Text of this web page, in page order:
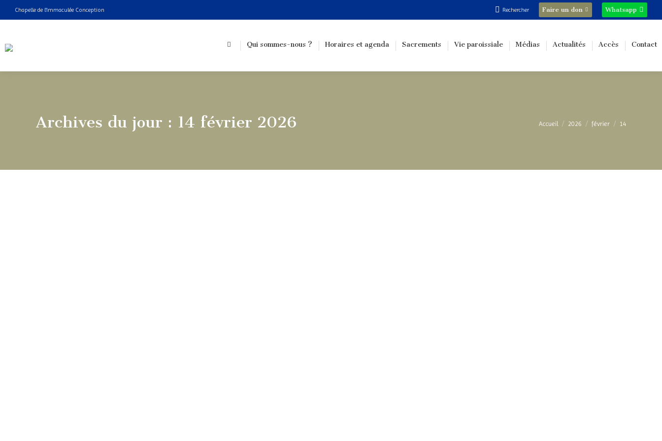
Chapelle de l'Immaculée Conception
Recherche
:
Rechercher Faire un don Whatsapp
Qui sommes-nous ? Horaires et agenda Sacrements Vie paroissiale Médias Actualités Accès Contact
Archives du jour : 14 février 2026 Vous êtes ici :
Accueil 2026 février 14